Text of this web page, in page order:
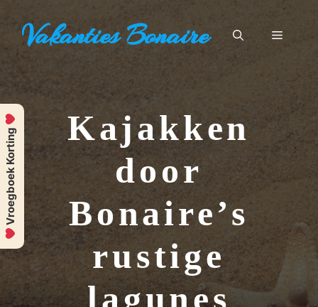
naarVakanties Bonaire Menu
Kajakken
door
Bonaire’s
rustige
lagunes
Vroegboek Korting